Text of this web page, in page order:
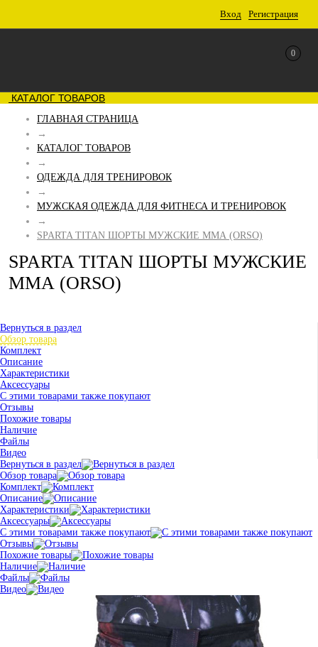
Вход Регистрация
0
КАТАЛОГ ТОВАРОВ
ГЛАВНАЯ СТРАНИЦА
→
КАТАЛОГ ТОВАРОВ
→
ОДЕЖДА ДЛЯ ТРЕНИРОВОК
→
МУЖСКАЯ ОДЕЖДА ДЛЯ ФИТНЕСА И ТРЕНИРОВОК
→
SPARTA TITAN ШОРТЫ МУЖСКИЕ ММА (ORSO)
SPARTA TITAN ШОРТЫ МУЖСКИЕ
ММА (ORSO)
Вернуться в раздел
Обзор товара
Комплект
Описание
Характеристики
Аксессуары
С этими товарами также покупают
Отзывы
Похожие товары
Наличие
Файлы
Видео
Вернуться в раздел
Обзор товара
Комплект
Описание
Характеристики
Аксессуары
С этими товарами также покупают
Отзывы
Похожие товары
Наличие
Файлы
Видео